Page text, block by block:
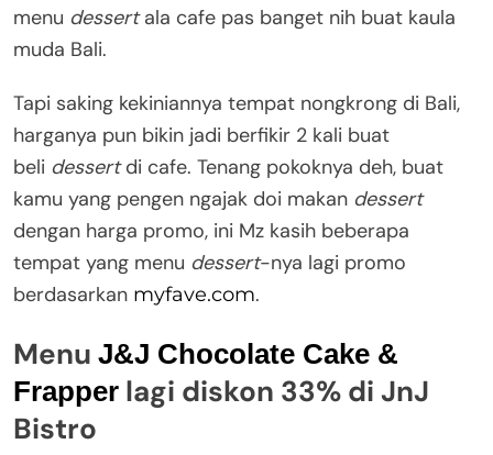
menu dessertala cafe pas banget nih buat kaula
muda Bali.
Tapi saking kekiniannya tempat nongkrong di Bali,
harganya pun bikin jadi berfikir 2 kali buat
beli dessertdi cafe. Tenang pokoknya deh, buat
kamu yang pengen ngajak doi makan dessert
dengan harga promo, ini Mz kasih beberapa
tempat yang menu dessert-nya lagi promo
berdasarkan myfave.com.
Menu J&J Chocolate Cake &
Frapper lagi diskon 33% di JnJ
Bistro